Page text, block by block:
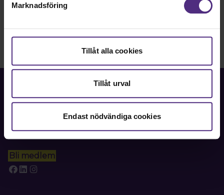
Marknadsföring
Tillåt alla cookies
Tillåt urval
Endast nödvändiga cookies
Kurs / Utbildning
Fackförbundet för akademiker i samhällsbärande
professioner.
Bli medlem